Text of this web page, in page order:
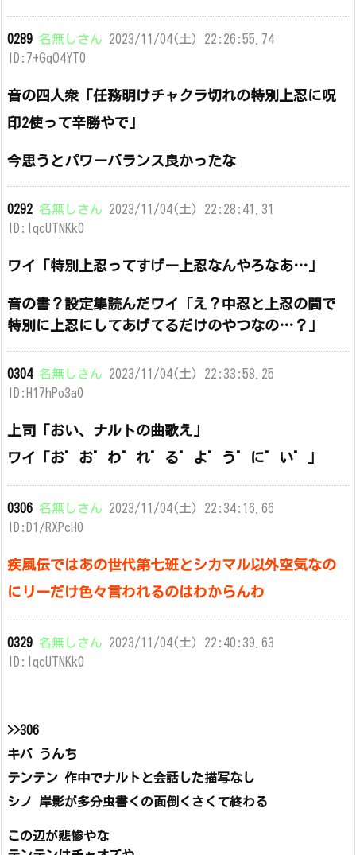
0289 名無しさん 2023/11/04(土) 22:26:55.74
ID:7+GqO4YT0
音の四人衆「任務明けチャクラ切れの特別上忍に呪
印2使って辛勝やで」
今思うとパワーバランス良かったな
0292 名無しさん 2023/11/04(土) 22:28:41.31
ID:IqcUTNKk0
ワイ「特別上忍ってすげー上忍なんやろなあ…」
音の書？設定集読んだワイ「え？中忍と上忍の間で
特別に上忍にしてあげてるだけのやつなの…？」
0304 名無しさん 2023/11/04(土) 22:33:58.25
ID:H17hPo3a0
上司「おい、ナルトの曲歌え」
ワイ「お゛お゛わ゛れ゛る゛よ゛う゛に゛い゛」
0306 名無しさん 2023/11/04(土) 22:34:16.66
ID:D1/RXPcH0
疾風伝ではあの世代第七班とシカマル以外空気なの
にリーだけ色々言われるのはわからんわ
0329 名無しさん 2023/11/04(土) 22:40:39.63
ID:IqcUTNKk0
>>306
キバ うんち
テンテン 作中でナルトと会話した描写なし
シノ 岸影が多分虫書くの面倒くさくて終わる
この辺が悲惨やな